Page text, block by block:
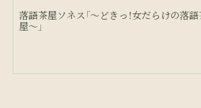
落語茶屋ソネス「～どきっ！女だらけの落
屋～」